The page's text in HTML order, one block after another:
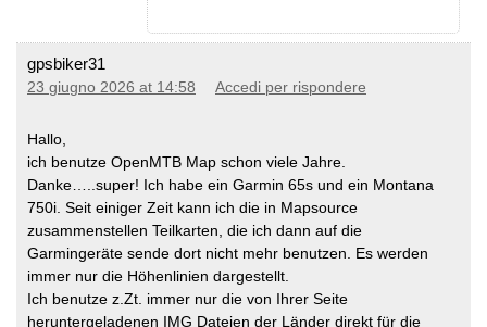
gpsbiker31
23 giugno 2026 at 14:58 Accedi per rispondere
Hallo,
ich benutze OpenMTB Map schon viele Jahre.
Danke…..super! Ich habe ein Garmin 65s und ein Montana
750i. Seit einiger Zeit kann ich die in Mapsource
zusammenstellen Teilkarten, die ich dann auf die
Garmingeräte sende dort nicht mehr benutzen. Es werden
immer nur die Höhenlinien dargestellt.
Ich benutze z.Zt. immer nur die von Ihrer Seite
heruntergeladenen IMG Dateien der Länder direkt für die